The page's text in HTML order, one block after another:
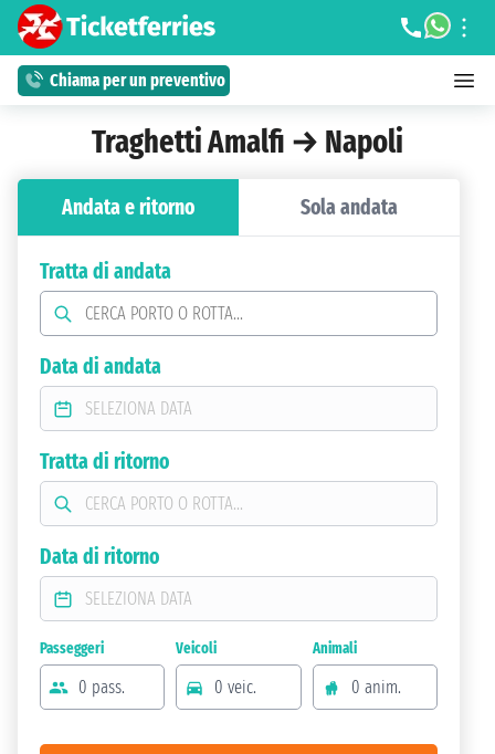
Chiama per un preventivo
Traghetti Amalfi → Napoli
Andata e ritorno Sola andata
Tratta di andata
Data di andata
Tratta di ritorno
Data di ritorno
Passeggeri
0 pass.
Veicoli
0 veic.
Animali
0 anim.